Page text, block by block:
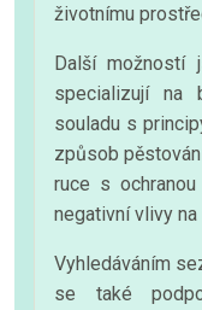
životnímu
Další možností
specializují na
souladu s
způsob
ruce s
negativní vlivy
Vyhledáváním
se také